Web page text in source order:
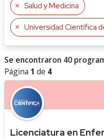
Salud y Medicina
Universidad Científica
Se encontraron 40
Página 1 de 4
Licenciatura en